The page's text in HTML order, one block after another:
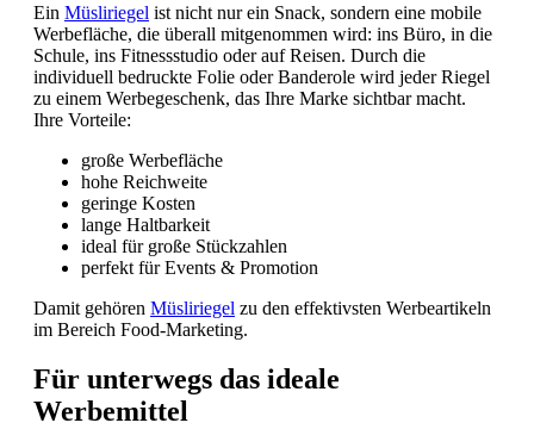
Ein Müsliriegel ist nicht nur ein Snack, sondern eine mobile
Werbefläche, die überall mitgenommen wird: ins Büro, in die
Schule, ins Fitnessstudio oder auf Reisen. Durch die
individuell bedruckte Folie oder Banderole wird jeder Riegel
zu einem Werbegeschenk, das Ihre Marke sichtbar macht.
Ihre Vorteile:
große Werbefläche
hohe Reichweite
geringe Kosten
lange Haltbarkeit
ideal für große Stückzahlen
perfekt für Events & Promotion
Damit gehören Müsliriegel zu den effektivsten Werbeartikeln
im Bereich Food‑Marketing.
Für unterwegs das ideale
Werbemittel